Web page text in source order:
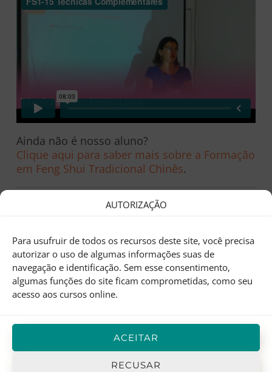
AUTORIZAÇÃO
Para usufruir de todos os recursos deste site, você precisa
autorizar o uso de algumas informações suas de
navegação e identificação. Sem esse consentimento,
algumas funções do site ficam comprometidas, como seu
acesso aos cursos online.
ACEITAR
RECUSAR
Ainda não é nosso aluno?
Clique aqui para saber mais sobre a Formação
em Feng Shui Tradicional Chinês.
Aula Anterior
Deixe sua pergunta ou comentário